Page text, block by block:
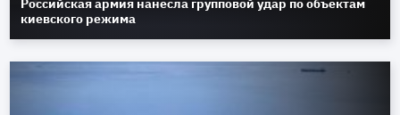
Российская армия нанесла групповой удар по объектам
киевского режима